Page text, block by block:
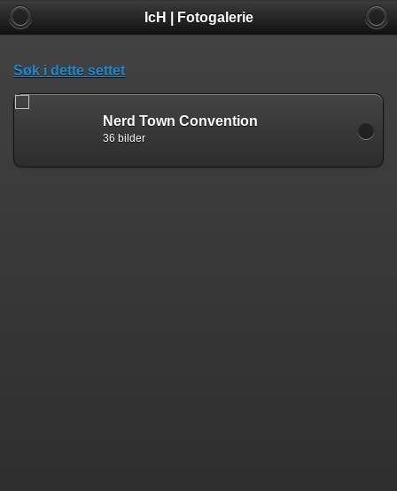
IcH | Fotogalerie
Søk i dette settet
Nerd Town Convention
36 bilder